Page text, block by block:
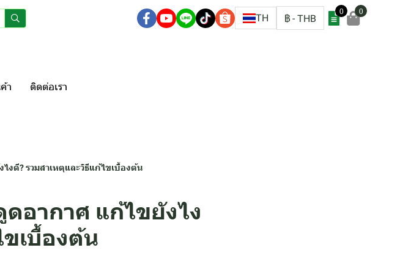
TH ฿ - THB
0 0
า ติดต่อเรา
ดี? รวมสาเหตุและวิธีแก้ไขเบื้องต้น
อากาศ แก้ไขยังไง
เบื้องต้น